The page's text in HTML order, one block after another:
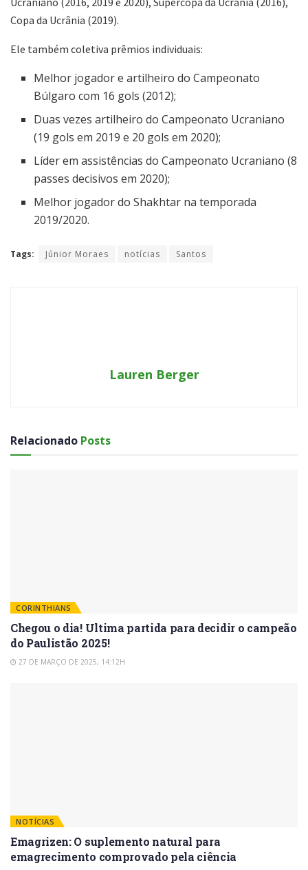
Copa da Ucrânia (2019).
Ele também coletiva prêmios individuais:
Melhor jogador e artilheiro do Campeonato
Búlgaro com 16 gols (2012);
Duas vezes artilheiro do Campeonato Ucraniano
(19 gols em 2019 e 20 gols em 2020);
Líder em assistências do Campeonato Ucraniano (8
passes decisivos em 2020);
Melhor jogador do Shakhtar na temporada
2019/2020.
Tags: Júnior Moraes notícias Santos
Lauren Berger
Relacionado Posts
CORINTHIANS
Chegou o dia! Ultima partida para decidir o campeão
do Paulistão 2025!
27 DE MARÇO DE 2025, 14:12H
NOTÍCIAS
Emagrizen: O suplemento natural para
emagrecimento comprovado pela ciência